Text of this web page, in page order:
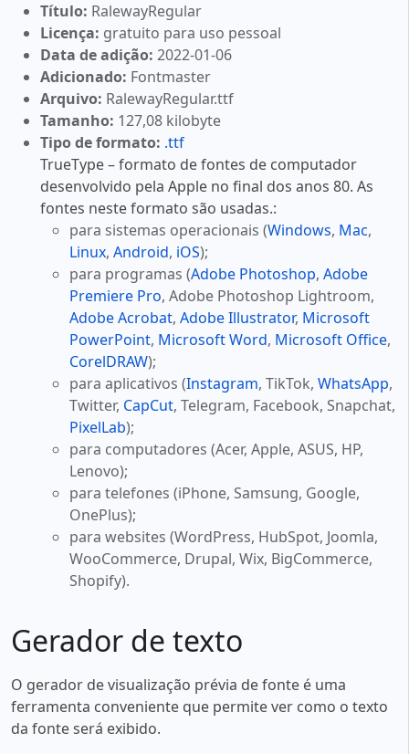
Título: RalewayRegular
Licença: gratuito para uso pessoal
Data de adição: 2022-01-06
Adicionado: Fontmaster
Arquivo: RalewayRegular.ttf
Tamanho: 127,08 kilobyte
Tipo de formato: .ttf
TrueType – formato de fontes de computador
desenvolvido pela Apple no final dos anos 80. As
fontes neste formato são usadas.:
para sistemas operacionais (Windows, Mac,
Linux, Android, iOS);
para programas (Adobe Photoshop, Adobe
Premiere Pro, Adobe Photoshop Lightroom,
Adobe Acrobat, Adobe Illustrator, Microsoft
PowerPoint, Microsoft Word, Microsoft Office,
CorelDRAW);
para aplicativos (Instagram, TikTok, WhatsApp,
Twitter, CapCut, Telegram, Facebook, Snapchat,
PixelLab);
para computadores (Acer, Apple, ASUS, HP,
Lenovo);
para telefones (iPhone, Samsung, Google,
OnePlus);
para websites (WordPress, HubSpot, Joomla,
WooCommerce, Drupal, Wix, BigCommerce,
Shopify).
Gerador de texto
O gerador de visualização prévia de fonte é uma
ferramenta conveniente que permite ver como o texto
da fonte será exibido.